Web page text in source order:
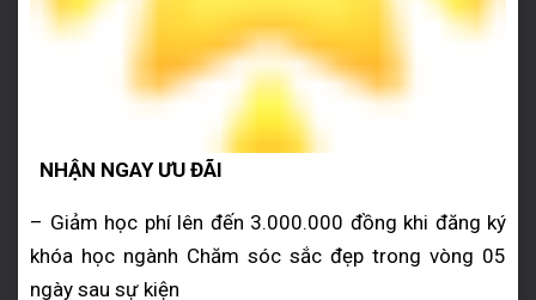
NHẬN NGAY ƯU ĐÃI
– Giảm học phí lên đến 3.000.000 đồng khi đăng ký
khóa học ngành Chăm sóc sắc đẹp trong vòng 05
ngày sau sự kiện